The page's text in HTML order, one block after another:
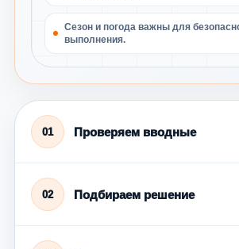
Сезон и погода важны для
выполнения.
01 Проверяем вводные
02 Подбираем решение